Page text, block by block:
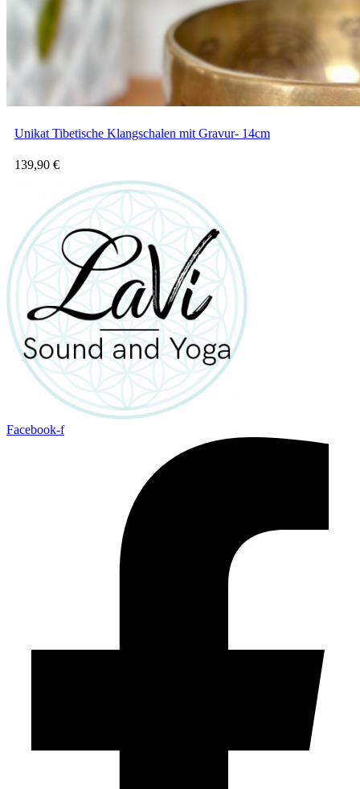
Unikat Tibetische Klangschalen mit Gravur- 14cm
139,90 €
Facebook-f